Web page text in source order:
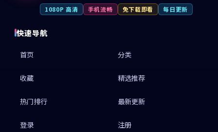
1080P 高清 手机流畅 免下载即看 每日更新
快速导航
首页 分类
收藏 精选推荐
热门排行 最新更新
登录 注册